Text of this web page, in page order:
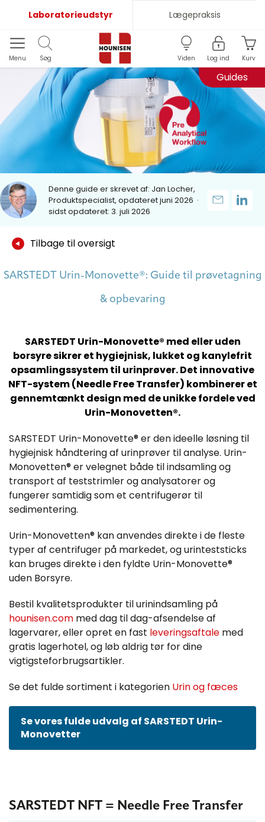
Laboratorieudstyr Lægepraksis
Menu Søg Viden Log ind Kurv
Guides
Denne guide er skrevet af: Jan Locher,
Produktspecialist, opdateret juni 2026 ·
sidst opdateret: 3. juli 2026
Tilbage til oversigt
SARSTEDT Urin-Monovette®: Guide til prøvetagning
& opbevaring
SARSTEDT Urin-Monovette® med eller uden
borsyre sikrer et hygiejnisk, lukket og kanylefrit
opsamlingssystem til urinprøver. Det innovative
NFT-system (Needle Free Transfer) kombinerer et
gennemtænkt design med de unikke fordele ved
Urin-Monovetten®.
SARSTEDT Urin-Monovette® er den ideelle løsning til
hygiejnisk håndtering af urinprøver til analyse. Urin-
Monovetten® er velegnet både til indsamling og
transport af teststrimler og analysatorer og
fungerer samtidig som et centrifugerør til
sedimentering.
Urin-Monovetten® kan anvendes direkte i de fleste
typer af centrifuger på markedet, og urinteststicks
kan bruges direkte i den fyldte Urin-Monovette®
uden Borsyre.
Bestil kvalitetsprodukter til urinindsamling på
hounisen.com med dag til dag-afsendelse af
lagervarer, eller opret en fast leveringsaftale med
gratis lagerhotel, og løb aldrig tør for dine
vigtigsteforbrugsartikler.
Se det fulde sortiment i kategorien Urin og fæces
Se vores fulde udvalg af SARSTEDT Urin-
Monovetter
SARSTEDT NFT = Needle Free Transfer